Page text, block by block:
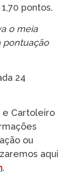
pontos.
o meia
pontuação
24
e Cartoleiro
ou
aqui
.